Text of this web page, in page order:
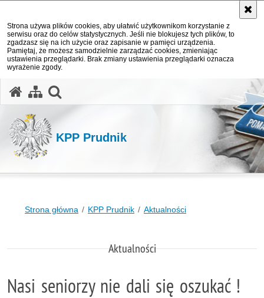
Strona używa plików cookies, aby ułatwić użytkownikom korzystanie z
serwisu oraz do celów statystycznych. Jeśli nie blokujesz tych plików, to
zgadzasz się na ich użycie oraz zapisanie w pamięci urządzenia.
Pamiętaj, że możesz samodzielnie zarządzać cookies, zmieniając
ustawienia przeglądarki. Brak zmiany ustawienia przeglądarki oznacza
wyrażenie zgody.
KPP Prudnik
Strona główna KPP Prudnik Aktualności
Aktualności
Nasi seniorzy nie dali się oszukać !